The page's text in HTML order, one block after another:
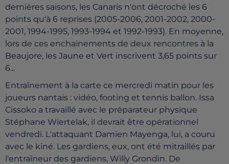
dernières saisons, les Canaris n'ont décroché les 6
points qu'à 6 reprises (2005-2006, 2001-2002, 2000-
2001, 1994-1995, 1993-1994 et 1992-1993). En moyenne,
lors de ces enchainements de deux rencontres à la
Beaujore, les Jaune et Vert inscrivent 3,65 points sur
6...
Entraînement à la carte ce mercredi matin pour les
joueurs nantais : vidéo, footing et tennis ballon. Issa
Cissoko a travaillé avec le préparateur physique
Stéphane Wiertelak, il devrait être opérationnel
vendredi. L'attaquant Damien Mayenga, lui, a couru
avec le kiné. Les gardiens, eux, ont été mitraillés par
l'entraîneur des gardiens, Willy Grondin. De